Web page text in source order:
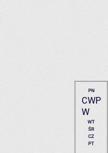
PN
CWP
W
WT
ŚR
CZ
PT